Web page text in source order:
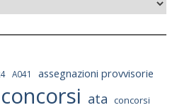
A041 assegnazioni provvisorie
ata concorsi